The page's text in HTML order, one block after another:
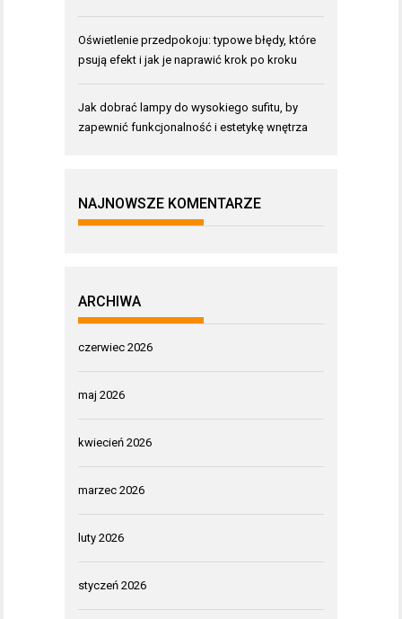
Oświetlenie przedpokoju: typowe błędy, które
psują efekt i jak je naprawić krok po kroku
Jak dobrać lampy do wysokiego sufitu, by
zapewnić funkcjonalność i estetykę wnętrza
NAJNOWSZE KOMENTARZE
ARCHIWA
czerwiec 2026
maj 2026
kwiecień 2026
marzec 2026
luty 2026
styczeń 2026